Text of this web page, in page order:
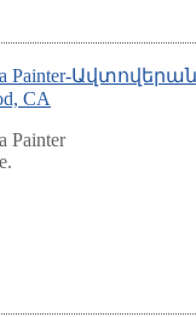
for a Painter-
CA
Painter